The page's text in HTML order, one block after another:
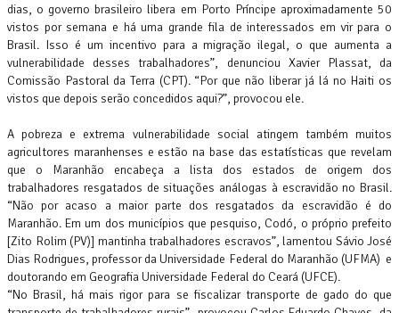
dias, o governo brasileiro libera em Porto Príncipe aproximadamente 50
vistos por semana e há uma grande fila de interessados em vir para o
Brasil. Isso é um incentivo para a migração ilegal, o que aumenta a
vulnerabilidade desses trabalhadores”, denunciou Xavier Plassat, da
Comissão Pastoral da Terra (CPT). “Por que não liberar já lá no Haiti os
vistos que depois serão concedidos aqui?”, provocou ele.
A pobreza e extrema vulnerabilidade social atingem também muitos
agricultores maranhenses e estão na base das estatísticas que revelam
que o Maranhão encabeça a lista dos estados de origem dos
trabalhadores resgatados de situações análogas à escravidão no Brasil.
“Não por acaso a maior parte dos resgatados da escravidão é do
Maranhão. Em um dos municípios que pesquiso, Codó, o próprio prefeito
[Zito Rolim (PV)] mantinha trabalhadores escravos”, lamentou Sávio José
Dias Rodrigues, professor da Universidade Federal do Maranhão (UFMA) e
doutorando em Geografia Universidade Federal do Ceará (UFCE).
“No Brasil, há mais rigor para se fiscalizar transporte de gado do que